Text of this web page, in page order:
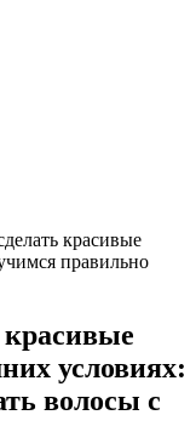
красивые
правильно
красивые
условиях:
волосы с